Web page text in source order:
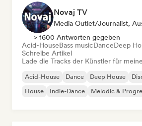
Novaj TV
Media Outlet/Journalist,
> 1600 Antworten gegeben
Acid-HouseBass musicDanceDeep
Schreibe Artikel
Lade die Tracks der Künstler für
Acid-House Dance Deep House
House
Indie-Dance Melodic &